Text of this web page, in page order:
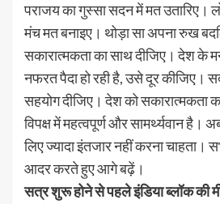
पराजय का गुस्सा सदन में मत उतारिए।
मंच मत बनाइए। थोड़ा सा अपना रुख
सकारात्मकता का साथ दीजिए। देश के
नफरत पैदा हो रही है, उसे दूर कीजिए।
सहयोग दीजिए। देश को
विपक्ष में महत्वपूर्ण और सामर्थ्यवान है।
लिए ज्यादा इंतजार नहीं करना चाहता।
आदर करते हुए आगे बढ़ें।
सत्र शुरू होने से पहले इंडिया ब्लॉक की